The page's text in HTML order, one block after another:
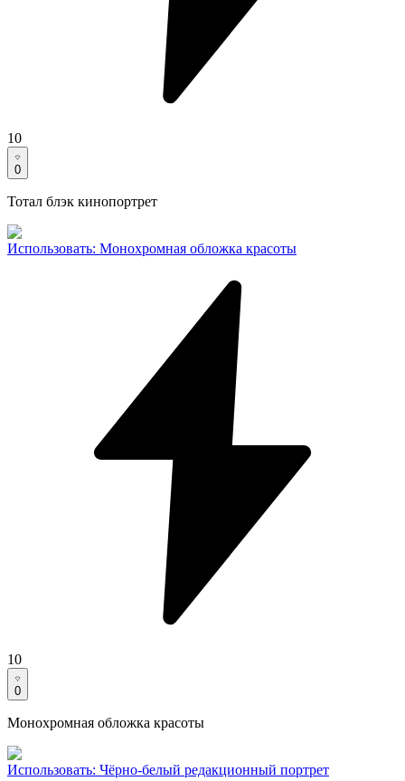
10
0
Тотал блэк кинопортрет
Использовать: Монохромная обложка красоты
10
0
Монохромная обложка красоты
Использовать: Чёрно-белый редакционный портрет